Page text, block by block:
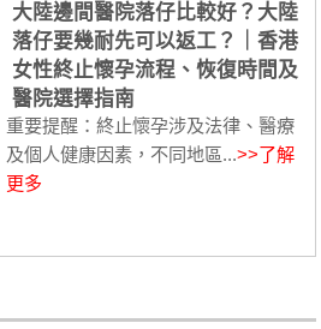
大陸邊間醫院落仔比較好？大陸
落仔要幾耐先可以返工？｜香港
女性終止懷孕流程、恢復時間及
醫院選擇指南
重要提醒：終止懷孕涉及法律、醫療
及個人健康因素，不同地區...>>了解
更多